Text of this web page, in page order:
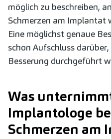
möglich zu beschreiben,
Schmerzen am Implantat
Eine möglichst genaue
schon Aufschluss
Besserung durchgeführt
Was
Implantologe
Schmerzen am